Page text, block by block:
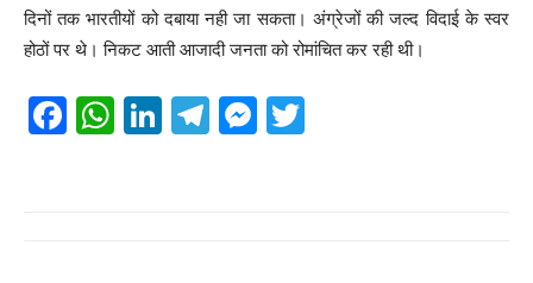
दिनों तक भारतीयों को दबाया नही जा सकता। अंग्रेजों की जल्द विदाई के स्वर
होठों पर थे। निकट आती आजादी जनता को रोमांचित कर रही थी।
F
W
Li
T
M